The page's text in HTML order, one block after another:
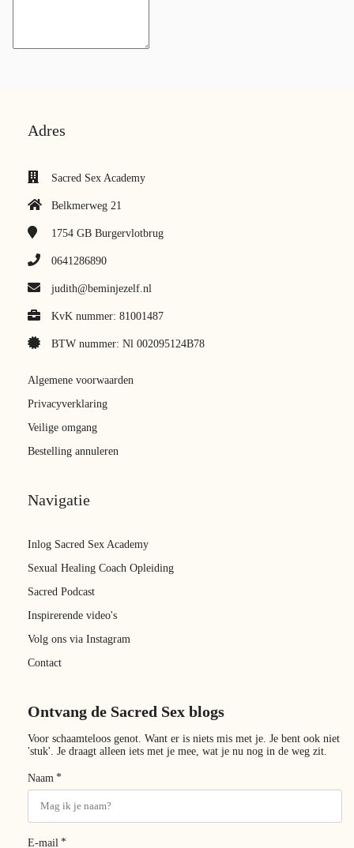
Adres
Sacred Sex Academy
Belkmerweg 21
1754 GB Burgervlotbrug
0641286890
judith@beminjezelf.nl
KvK nummer: 81001487
BTW nummer: Nl 002095124B78
Algemene voorwaarden
Privacyverklaring
Veilige omgang
Bestelling annuleren
Navigatie
Inlog Sacred Sex Academy
Sexual Healing Coach Opleiding
Sacred Podcast
Inspirerende video's
Volg ons via Instagram
Contact
Ontvang de Sacred Sex blogs
Voor schaamteloos genot. Want er is niets mis met je. Je bent ook niet
'stuk'. Je draagt alleen iets met je mee, wat je nu nog in de weg zit.
Naam *
E-mail *